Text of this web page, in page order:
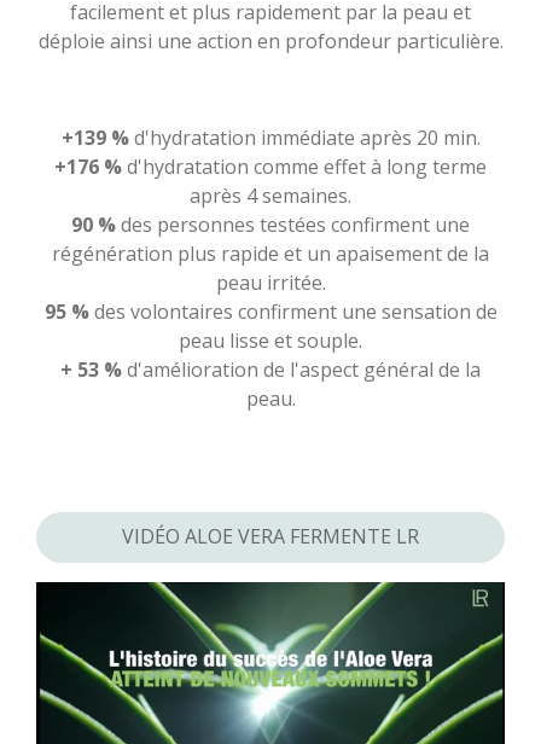
facilement et plus rapidement par la peau et
déploie ainsi une action en profondeur particulière.
+139 %d'hydratation immédiate après 20 min.
+176 %d'hydratation comme effet à long terme
après 4 semaines.
90 %des personnes testées confirment une
régénération plus rapide et un apaisement de la
peau irritée.
95 %des volontaires confirment une sensation de
peau lisse et souple.
+ 53 %d'amélioration de l'aspect général de la
peau.
VIDÉO ALOE VERA FERMENTE LR